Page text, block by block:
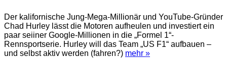
Der kalifornische Jung-Mega-Millionär und YouTube-Gründer
Chad Hurley lässt die Motoren aufheulen und investiert ein
paar seiiner Google-Millionen in die „Formel 1“-
Rennsportserie. Hurley will das Team „US F1“ aufbauen –
und selbst aktiv werden (fahren?) mehr »